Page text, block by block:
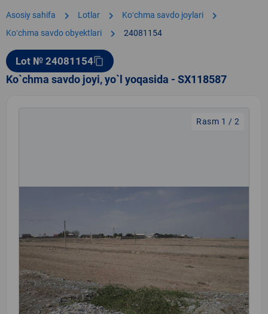
Asosiy sahifa chevron_right Lotlar chevron_right Koʻchma savdo joylari chevron_right
Koʻchma savdo obyektlari chevron_right 24081154
Lot № 24081154content_copy
Ko`chma savdo joyi, yo`l yoqasida - SX118587
Rasm 1 / 2